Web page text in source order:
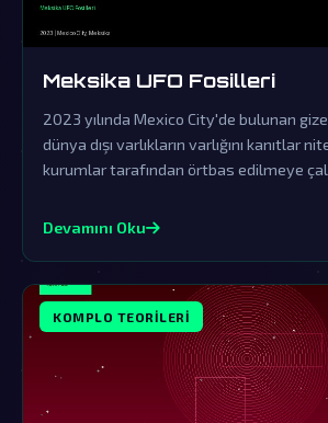
Meksika UFO Fosilleri
2023 yılında Mexico City'de bulunan
dünya dışı varlıkların varlığını kanıtlar
kurumlar tarafından örtbas edilmeye
Devamını Oku
KOMPLO TEORILERI